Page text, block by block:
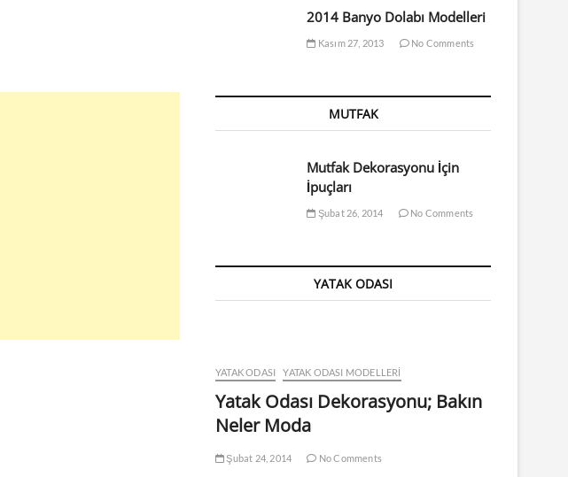
2014 Banyo Dolabı Modelleri
Kasım 27, 2013 No Comments
MUTFAK
Mutfak Dekorasyonu İçin
İpuçları
Şubat 26, 2014 No Comments
YATAK ODASI
YATAK ODASI YATAK ODASI MODELLERI
Yatak Odası Dekorasyonu; Bakın
Neler Moda
Şubat 24, 2014 No Comments